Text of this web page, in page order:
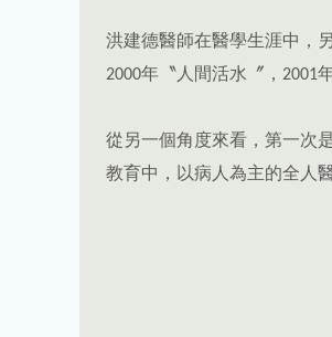
洪建德醫師在醫學生涯中，
2000年〝人間活水〞，2001
從另一個角度來看，第一次
教育中，以病人為主的全人